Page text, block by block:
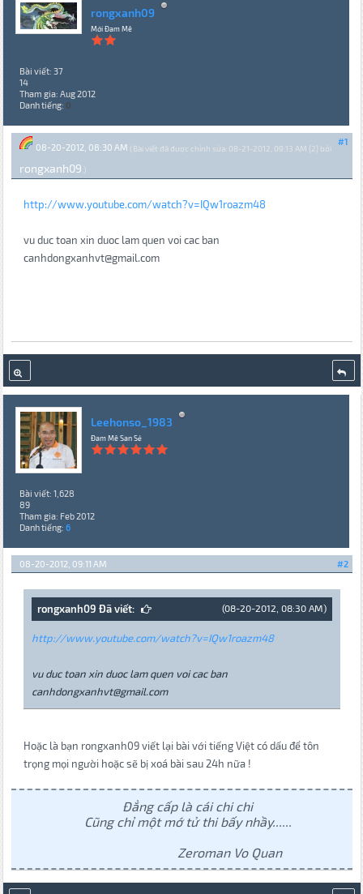
rongxanh09
Mới Đam Mê
Bài viết: 37
14
Tham gia: Aug 2012
Danh tiếng: 0
#1
08-20-2012, 08:30 AM (Bài viết đã được chỉnh sửa: 08-21-2012, 09:13 AM {2} bởi
rongxanh09 .)
http://www.youtube.com/watch?v=IQw1roazm48
vu duc toan xin duoc lam quen voi cac ban
canhdongxanhvt@gmail.com
Leehonso_1983
Đam Mê San Sẻ
Bài viết: 1,628
89
Tham gia: Feb 2012
Danh tiếng: 6
#2
08-20-2012, 09:11 AM
(08-20-2012, 08:30 AM)
rongxanh09 Đã viết:
http://www.youtube.com/watch?v=IQw1roazm48
vu duc toan xin duoc lam quen voi cac ban
canhdongxanhvt@gmail.com
Hoặc là bạn rongxanh09 viết lại bài với tiếng Việt có dấu để tôn
trọng mọi người hoặc sẽ bị xoá bài sau 24h nữa !
Đẳng cấp là cái chi chi
Cũng chỉ một mớ tử thi bấy nhầy......
Zeroman Vo Quan